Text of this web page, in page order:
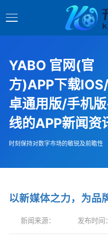
YABO 官网(官
方)APP下载
卓通用版/手机
线的APP新闻资
时刻保持对数字市场的敏锐及前瞻性
以新媒体之力，为品
新闻来源： 发布时